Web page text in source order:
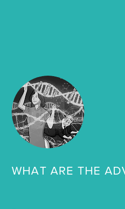
WHAT ARE THE